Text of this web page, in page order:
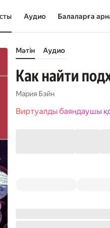
Аудио Балаларға
Мәтін Аудио
Как найти
Мария Бэйн
Виртуалды баяндаушы